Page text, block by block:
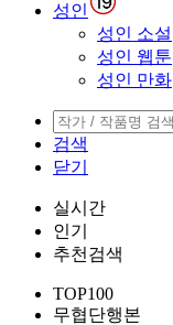
성인
성인 소설
성인 웹툰
성인 만화
검색
닫기
실시간
인기
추천검색
TOP100
무협단행본